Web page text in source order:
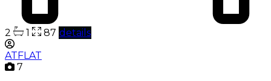
2 1 87 details
ATFLAT
7